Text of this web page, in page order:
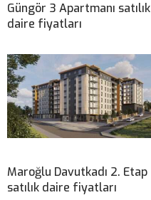
Güngör 3 Apartmanı satılık
daire fiyatları
Maroğlu Davutkadı 2. Etap
satılık daire fiyatları